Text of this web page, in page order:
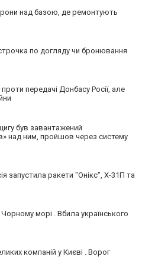
над базою, де ремонтують
по догляду чи бронювання
передачі Донбасу Росії, але
був завантажений
над ним, пройшов через систему
запустила ракети "Онікс", Х-31П та
морі . Вбила українського
компаній у Києві . Ворог